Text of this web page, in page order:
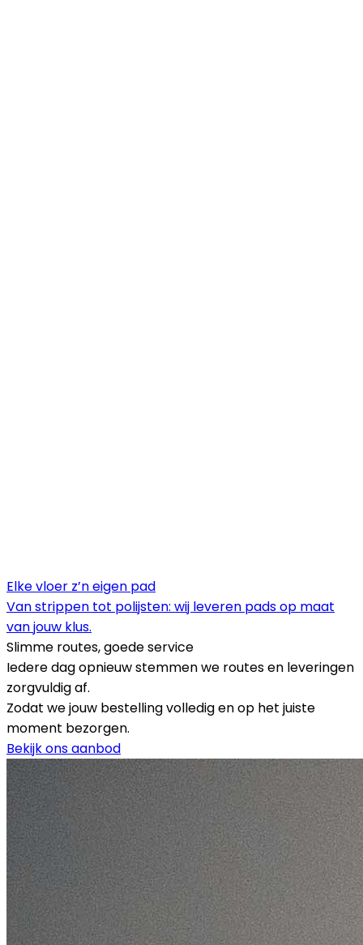
Elke vloer z’n eigen pad
Van strippen tot polijsten: wij leveren pads op maat
van jouw klus.
Slimme routes, goede service
Iedere dag opnieuw stemmen we routes en leveringen
zorgvuldig af.
Zodat we jouw bestelling volledig en op het juiste
moment bezorgen.
Bekijk ons aanbod